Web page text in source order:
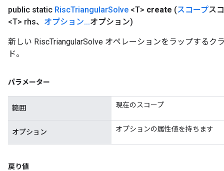
public static RiscTriangularSolve <T> create (スコープス
<T> rhs、 オプション...オプション)
新しい RiscTriangularSolve オペレーションをラップするク
ド。
パラメーター
範囲 現在のスコープ
オプション オプションの属性値を持ちます
戻り値